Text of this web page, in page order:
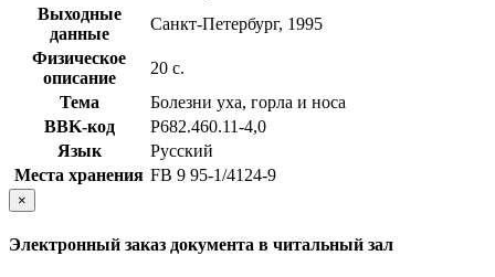
Выходные
данные
Санкт-Петербург, 1995
Физическое
описание
20 с.
Тема
Болезни уха, горла и носа
BBK-код
Р682.460.11-4,0
Язык
Русский
Места хранения FB 9 95-1/4124-9
×
Электронный заказ документа в читальный зал